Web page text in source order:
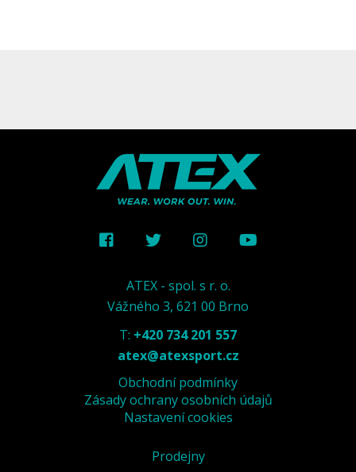
ATEX - spol. s r. o.
Vážného 3, 621 00 Brno
T: +420 734 201 557
atex@atexsport.cz
Obchodní podmínky
Zásady ochrany osobních údajů
Nastavení cookies
Prodejny